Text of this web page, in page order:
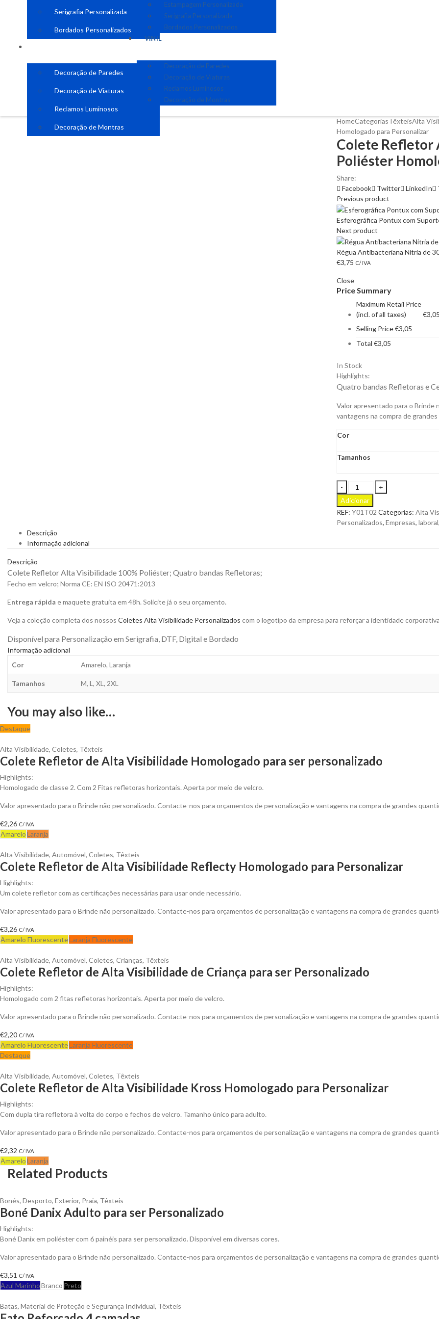
Serigrafia Personalizada
Bordados Personalizados
Decoração de Paredes
Decoração de Viaturas
Reclamos Luminosos
Decoração de Montras
Estampagem Personalizada
Serigrafia Personalizada
Bordados Personalizados
VINIL
Decoração de Paredes
Decoração de Viaturas
Reclamos Luminosos
Decoração de Montras
HomeCategoriasTêxteisAlta
Homologado para Personalizar
Colete Refletor
Poliéster
Share:
Facebook
Twitter LinkedIn
Previous product
Esferográfica Pontux com
Next product
Régua Antibacteriana Nitria de
€3,75 C/ IVA
Close
Price Summary
Maximum Retail Price
(incl. of all taxes)
€3,05
Selling Price€3,05
Total €3,05
In Stock
Highlights:
Quatro bandas Refletoras e
Valor apresentado para o Brinde
vantagens na compra de
Cor
Tamanhos
Colete
Refletor
Alta
Visibilidade
4
Adicionar
REF: Y01T02 Categorias: Alta
Personalizados, Empresas, laboral,
Descrição
Informação adicional
Descrição
Colete Refletor Alta Visibilidade 100% Poliéster; Quatro bandas Refletoras;
Fecho em velcro; Norma CE: EN ISO 20471:2013
Entrega rápida e maquete gratuita em 48h. Solicite já o seu orçamento.
Veja a coleção completa dos nossos Coletes Alta Visibilidade Personalizados com o logotipo da empresa para reforçar a identidade
Disponível para Personalização em Serigrafia, DTF, Digital e Bordado
Informação adicional
Cor
Amarelo, Laranja
Tamanhos M, L, XL, 2XL
You may also like…
Destaque
Alta Visibilidade, Coletes, Têxteis
Colete Refletor de Alta Visibilidade Homologado para ser personalizado
Highlights:
Homologado de classe 2. Com 2 Fitas refletoras horizontais. Aperta por meio de velcro.
Valor apresentado para o Brinde não personalizado. Contacte-nos para orçamentos de personalização e vantagens na compra de grandes
€2,26 C/ IVA
AmareloLaranja
Alta Visibilidade, Automóvel, Coletes, Têxteis
Colete Refletor de Alta Visibilidade Reflecty Homologado para Personalizar
Highlights:
Um colete refletor com as certificações necessárias para usar onde necessário.
Valor apresentado para o Brinde não personalizado. Contacte-nos para orçamentos de personalização e vantagens na compra de grandes
€3,26 C/ IVA
Amarelo FluorescenteLaranja Fluorescente
Alta Visibilidade, Automóvel, Coletes, Crianças, Têxteis
Colete Refletor de Alta Visibilidade de Criança para ser Personalizado
Highlights:
Homologado com 2 fitas refletoras horizontais. Aperta por meio de velcro.
Valor apresentado para o Brinde não personalizado. Contacte-nos para orçamentos de personalização e vantagens na compra de grandes
€2,20 C/ IVA
Amarelo FluorescenteLaranja Fluorescente
Destaque
Alta Visibilidade, Automóvel, Coletes, Têxteis
Colete Refletor de Alta Visibilidade Kross Homologado para Personalizar
Highlights:
Com dupla tira refletora à volta do corpo e fechos de velcro. Tamanho único para adulto.
Valor apresentado para o Brinde não personalizado. Contacte-nos para orçamentos de personalização e vantagens na compra de grandes
€2,32 C/ IVA
AmareloLaranja
Related Products
Bonés, Desporto, Exterior, Praia, Têxteis
Boné Danix Adulto para ser Personalizado
Highlights:
Boné Danix em poliéster com 6 painéis para ser personalizado. Disponível em diversas cores.
Valor apresentado para o Brinde não personalizado. Contacte-nos para orçamentos de personalização e vantagens na compra de grandes
€3,51 C/ IVA
Azul MarinhoBranco Preto
Batas, Material de Proteção e Segurança Individual, Têxteis